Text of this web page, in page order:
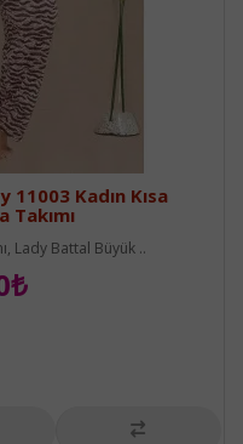
11003 Kadın Kısa
Takımı
Lady Battal Büyük ..